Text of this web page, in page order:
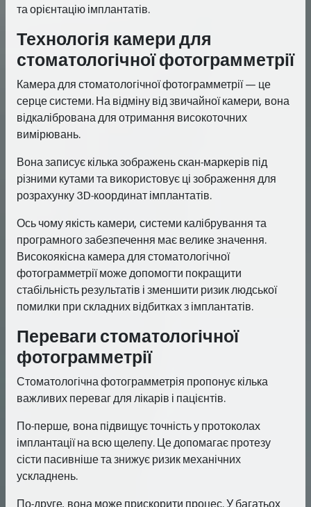
та орієнтацію імплантатів.
Технологія камери для
стоматологічної фотограмметрії
Камера для стоматологічної фотограмметрії — це
серце системи. На відміну від звичайної камери, вона
відкалібрована для отримання високоточних
вимірювань.
Вона записує кілька зображень скан-маркерів під
різними кутами та використовує ці зображення для
розрахунку 3D-координат імплантатів.
Ось чому якість камери, системи калібрування та
програмного забезпечення має велике значення.
Високоякісна камера для стоматологічної
фотограмметрії може допомогти покращити
стабільність результатів і зменшити ризик людської
помилки при складних відбитках з імплантатів.
Переваги стоматологічної
фотограмметрії
Стоматологічна фотограмметрія пропонує кілька
важливих переваг для лікарів і пацієнтів.
По-перше, вона підвищує точність у протоколах
імплантації на всю щелепу. Це допомагає протезу
сісти пасивніше та знижує ризик механічних
ускладнень.
По-друге, вона може прискорити процес. У багатьох